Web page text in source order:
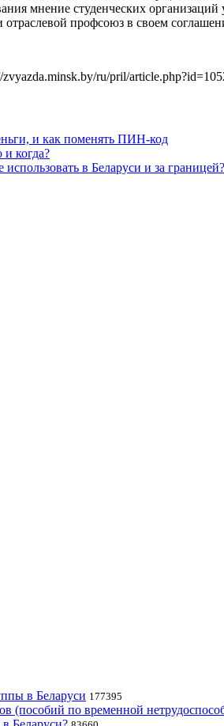
мнение студенческих
профсоюз в своем
ru/pril/
и как поменять ПИН-код
когда?
в Беларуси и за границей?
в Беларуси 177395
(пособий по временной